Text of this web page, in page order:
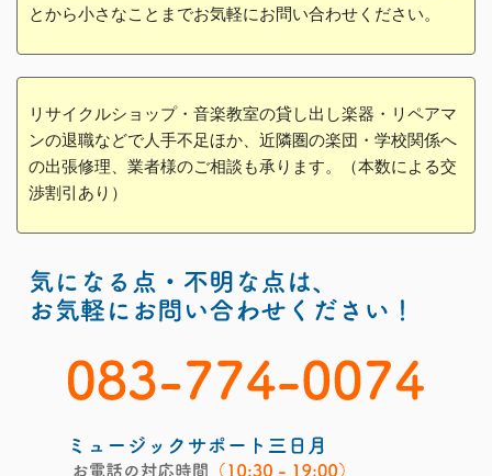
とから小さなことまでお気軽にお問い合わせください。
リサイクルショップ・音楽教室の貸し出し楽器・リペアマ
ンの退職などで人手不足ほか、近隣圏の楽団・学校関係へ
の出張修理、業者様のご相談も承ります。（本数による交
渉割引あり）